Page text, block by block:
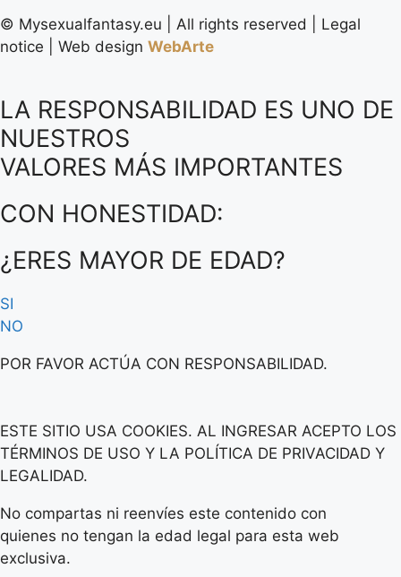
©️ Mysexualfantasy.eu | All rights reserved | Legal
notice | Web design WebArte
LA RESPONSABILIDAD ES UNO DE
NUESTROS
VALORES MÁS IMPORTANTES
CON HONESTIDAD:
¿ERES MAYOR DE EDAD?
SI
NO
POR FAVOR ACTÚA CON RESPONSABILIDAD.
ESTE SITIO USA COOKIES. AL INGRESAR ACEPTO LOS
TÉRMINOS DE USO Y LA POLÍTICA DE PRIVACIDAD Y
LEGALIDAD.
No compartas ni reenvíes este contenido con
quienes no tengan la edad legal para esta web
exclusiva.